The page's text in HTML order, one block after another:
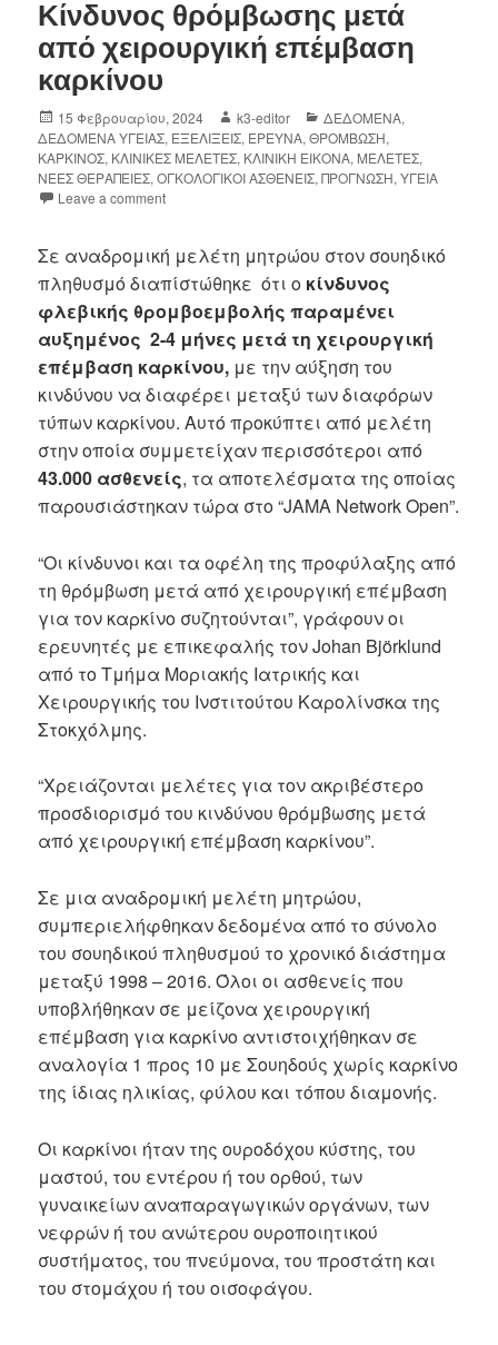
Κίνδυνος θρόμβωσης μετά
από χειρουργική επέμβαση
καρκίνου
15 Φεβρουαρίου, 2024 k3-editor ΔΕΔΟΜΕΝΑ,
ΔΕΔΟΜΕΝΑ ΥΓΕΙΑΣ, ΕΞΕΛΙΞΕΙΣ, ΕΡΕΥΝΑ,ΘΡΟΜΒΩΣΗ,
ΚΑΡΚΙΝΟΣ, ΚΛΙΝΙΚΕΣ ΜΕΛΕΤΕΣ, ΚΛΙΝΙΚΗ ΕΙΚΟΝΑ, ΜΕΛΕΤΕΣ,
ΝΕΕΣ ΘΕΡΑΠΕΙΕΣ,ΟΓΚΟΛΟΓΙΚΟΙ ΑΣΘΕΝΕΙΣ,ΠΡΟΓΝΩΣΗ,ΥΓΕΙΑ
Leave a comment
Σε αναδρομική μελέτη μητρώου στον σουηδικό
πληθυσμό διαπίστώθηκε ότι ο κίνδυνος
φλεβικής θρομβοεμβολής παραμένει
αυξημένος 2-4 μήνες μετά τη χειρουργική
επέμβαση καρκίνου, με την αύξηση του
κινδύνου να διαφέρει μεταξύ των διαφόρων
τύπων καρκίνου. Αυτό προκύπτει από μελέτη
στην οποία συμμετείχαν περισσότεροι από
43.000 ασθενείς, τα αποτελέσματα της οποίας
παρουσιάστηκαν τώρα στο “JAMA Network Open”.
“Οι κίνδυνοι και τα οφέλη της προφύλαξης από
τη θρόμβωση μετά από χειρουργική επέμβαση
για τον καρκίνο συζητούνται”, γράφουν οι
ερευνητές με επικεφαλής τον Johan Björklund
από το Τμήμα Μοριακής Ιατρικής και
Χειρουργικής του Ινστιτούτου Καρολίνσκα της
Στοκχόλμης.
“Χρειάζονται μελέτες για τον ακριβέστερο
προσδιορισμό του κινδύνου θρόμβωσης μετά
από χειρουργική επέμβαση καρκίνου”.
Σε μια αναδρομική μελέτη μητρώου,
συμπεριελήφθηκαν δεδομένα από το σύνολο
του σουηδικού πληθυσμού το χρονικό διάστημα
μεταξύ 1998 – 2016. Όλοι οι ασθενείς που
υποβλήθηκαν σε μείζονα χειρουργική
επέμβαση για καρκίνο αντιστοιχήθηκαν σε
αναλογία 1 προς 10 με Σουηδούς χωρίς καρκίνο
της ίδιας ηλικίας, φύλου και τόπου διαμονής.
Οι καρκίνοι ήταν της ουροδόχου κύστης, του
μαστού, του εντέρου ή του ορθού, των
γυναικείων αναπαραγωγικών οργάνων, των
νεφρών ή του ανώτερου ουροποιητικού
συστήματος, του πνεύμονα, του προστάτη και
του στομάχου ή του οισοφάγου.